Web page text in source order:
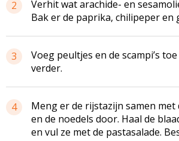
2
Verhit wat arachide- en
Bak er de paprika, chilipeper en
3
Voeg peultjes en de scampi’s
verder.
4
Meng er de rijstazijn samen met
en de noedels door. Haal de
en vul ze met de pastasalade.